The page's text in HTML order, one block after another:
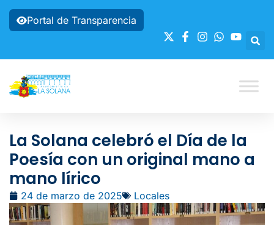
Portal de Transparencia
La Solana celebró el Día de la
Poesía con un original mano a
mano lírico
24 de marzo de 2025 Locales